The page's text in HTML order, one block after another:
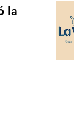
la